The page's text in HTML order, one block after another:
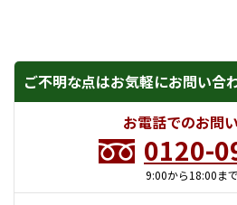
ご不明な点はお気軽にお問い合
お電話でのお問
0120-
9:00から18:00ま